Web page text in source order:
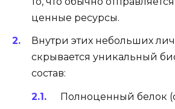
ценные ресурсы.
Внутри этих небольших
скрывается уникальный
состав:
Полноценный белок